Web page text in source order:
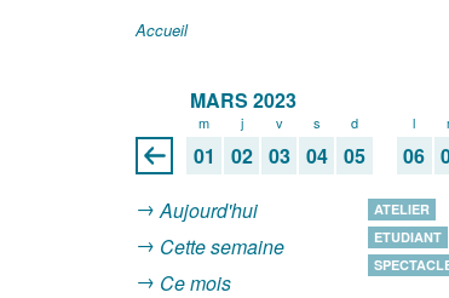
Accueil
MARS 2023
m
01
j
02
v
03
s
04
d
05
l
06
Aujourd'hui
Cette semaine
Ce mois
ATELIER
ETUDIANT